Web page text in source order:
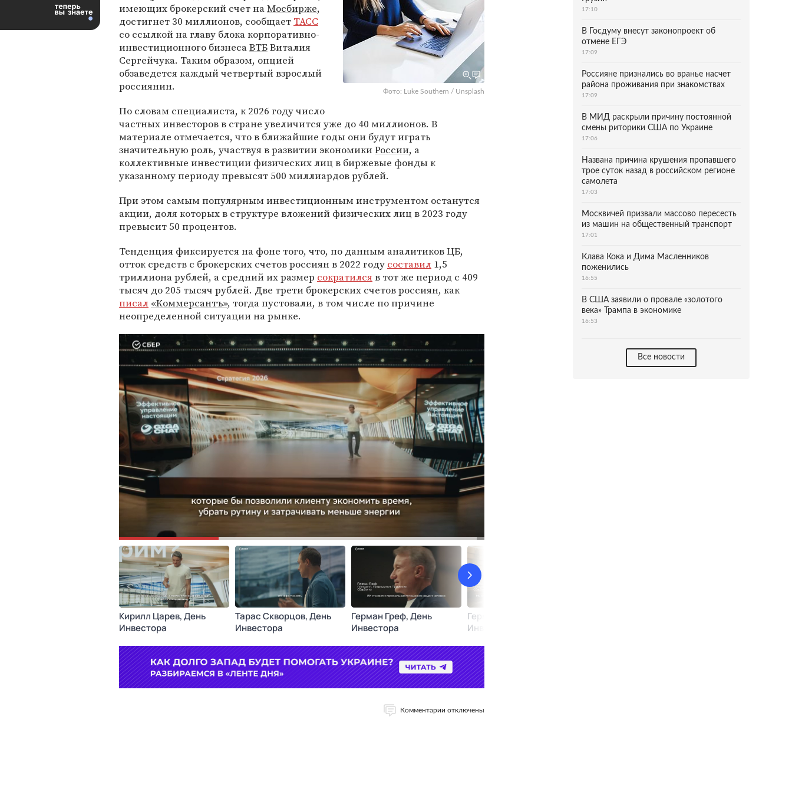
Фото: Luke Southern / Unsplash
имеющих брокерский счет наМосбирже,
достигнет 30 миллионов, сообщает ТАСС
со ссылкой на главу блока корпоративно-
инвестиционного бизнесаВТБВиталия
Сергейчука. Таким образом, опцией
обзаведется каждый четвертый взрослый
россиянин.
По словам специалиста, к 2026 году число
частных инвесторов в стране увеличится уже до 40 миллионов. В
материале отмечается, что в ближайшие годы они будут играть
значительную роль, участвуя в развитии экономикиРоссии, а
коллективные инвестиции физических лиц в биржевые фонды к
указанному периоду превысят 500 миллиардов рублей.
При этом самым популярным инвестиционным инструментом останутся
акции, доля которых в структуре вложений физических лиц в 2023 году
превысит 50 процентов.
Тенденция фиксируется на фоне того, что, по данным аналитиков ЦБ,
отток средств с брокерских счетов россиян в 2022 году составил 1,5
триллиона рублей, а средний их размер сократилсяв тот же период с 409
тысяч до 205 тысяч рублей. Две трети брокерских счетов россиян, как
писал «Коммерсантъ», тогда пустовали, в том числе по причине
неопределенной ситуации на рынке.
Комментарии отключены
17:10
В Госдуму внесут законопроект об
отмене ЕГЭ
17:09
Россияне признались во вранье насчет
района проживания при знакомствах
17:09
В МИД раскрыли причину постоянной
смены риторики США по Украине
17:06
Названа причина крушения пропавшего
трое суток назад в российском регионе
самолета
17:03
Москвичей призвали массово пересесть
из машин на общественный транспорт
17:01
Клава Кока и Дима Масленников
поженились
16:55
В США заявили о провале «золотого
века» Трампа в экономике
16:53
Все новости